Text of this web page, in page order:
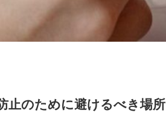
止のために避けるべき場所